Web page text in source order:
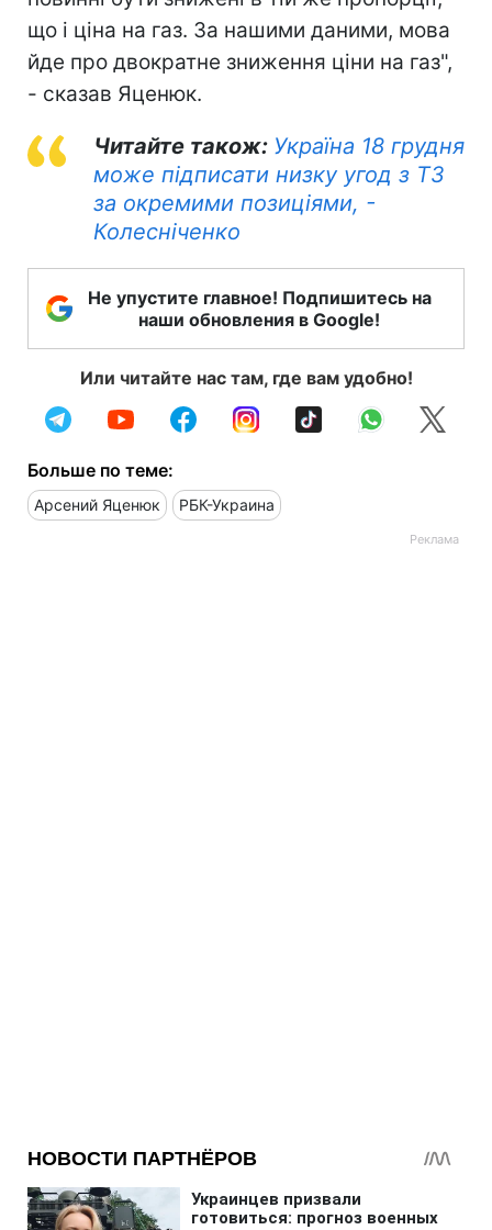
що і ціна на газ. За нашими даними, мова
йде про двократне зниження ціни на газ",
- сказав Яценюк.
Читайте також: Україна 18 грудня
може підписати низку угод з ТЗ
за окремими позиціями, -
Колесніченко
Не упустите главное! Подпишитесь на
наши обновления в Google!
Или читайте нас там, где вам удобно!
Больше по теме:
Арсений Яценюк РБК-Украина